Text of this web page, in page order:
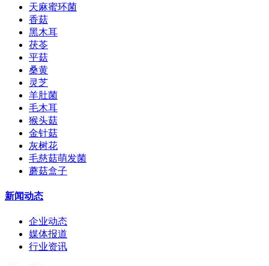
天麻蜜环菌
香菇
黑木耳
茯苓
平菇
桑黄
灵芝
羊肚菌
毛木耳
猴头菇
金针菇
灰树花
毛慈菇萌发菌
蘑菇盒子
新闻动态
企业动态
媒体报道
行业资讯